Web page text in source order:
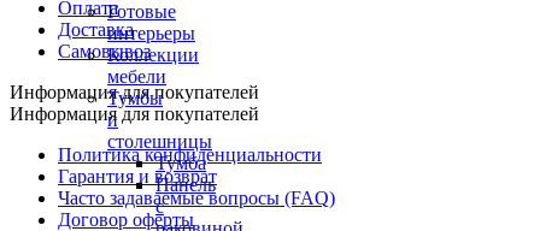
Готовые
интерьеры
Коллекции
мебели
Тумбы
и
столешницы
Тумба
Панель
с
Оплата
Доставка
Самовывоз
Информация для покупателей
Информация для покупателей
Политика конфиденциальности
Гарантия и возврат
Часто задаваемые вопросы (FAQ)
Договор оферты